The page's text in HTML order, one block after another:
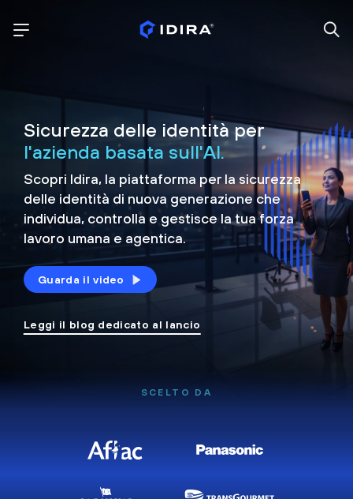
Sicurezza delle identità per
l'azienda basata sull'AI.
Scopri Idira, la piattaforma per la sicurezza
delle identità di nuova generazione che
individua, controlla e gestisce la tua forza
lavoro umana e agentica.
Guarda il video
Leggi il blog dedicato al lancio
SCELTO DA